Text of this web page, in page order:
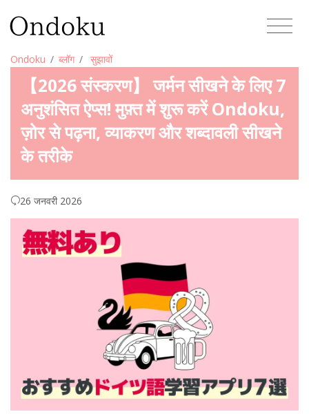
Ondoku ब्लॉग सुझावों
【2026 संस्करण】 जर्मन सीखने के लिए 7
अनुशंसित ऐप्स! मुफ़्त में शुरू करें Ondoku,
ज़ोर से पढ़ना, व्याकरण और शब्दावली सीखने
के तरीके
26 जनवरी 2026